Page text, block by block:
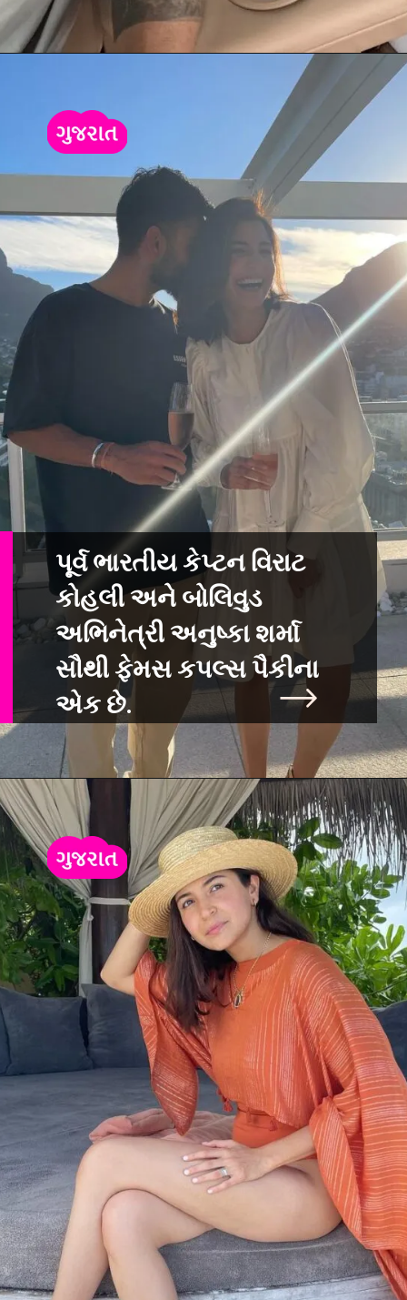
પૂર્વ ભારતીય કેપ્ટન વિરાટ
કોહલી અને બોલિવુડ
અભિનેત્રી અનુષ્કા શર્મા
સૌથી ફેમસ કપલ્સ પૈકીના
એક છે.